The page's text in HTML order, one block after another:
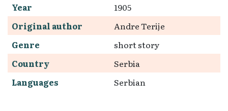
Year
1905
Original author
Andre Terije
Genre
short story
Country
Serbia
Languages
Serbian